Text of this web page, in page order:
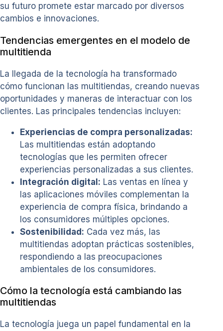
su futuro promete estar marcado por diversos
cambios e innovaciones.
Tendencias emergentes en el modelo de
multitienda
La llegada de la tecnología ha transformado
cómo funcionan las multitiendas, creando nuevas
oportunidades y maneras de interactuar con los
clientes. Las principales tendencias incluyen:
Experiencias de compra personalizadas:
Las multitiendas están adoptando
tecnologías que les permiten ofrecer
experiencias personalizadas a sus clientes.
Integración digital: Las ventas en línea y
las aplicaciones móviles complementan la
experiencia de compra física, brindando a
los consumidores múltiples opciones.
Sostenibilidad: Cada vez más, las
multitiendas adoptan prácticas sostenibles,
respondiendo a las preocupaciones
ambientales de los consumidores.
Cómo la tecnología está cambiando las
multitiendas
La tecnología juega un papel fundamental en la